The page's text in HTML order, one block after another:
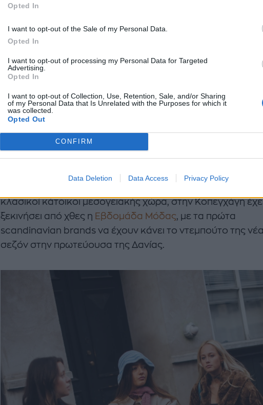
Opted In
I want to opt-out of the Sale of my Personal Data.
Opted In
I want to opt-out of processing my Personal Data for Targeted
Advertising.
Opted In
I want to opt-out of Collection, Use, Retention, Sale, and/or Sharing
of my Personal Data that Is Unrelated with the Purposes for which it
was collected.
Opted Out
CONFIRM
Data Deletion Data Access Privacy Policy
κλασικοί κάτοικοι μεσογειακής χώρα, στην Κοπεγχάγη
ξεκινήσει από χθες η Εβδομάδα Μόδας, με τα πρώτα
scandinavian brands να έχουν κάνει το ντεμπούτο της
σεζόν στην πρωτεύουσα της Δανίας.